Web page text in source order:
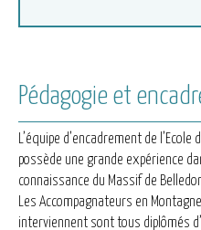
Pédagogie et
L’équipe d’encadrement de l’Ecole
possède une grande expérience
connaissance du Massif de
Les Accompagnateurs en
interviennent sont tous diplômés